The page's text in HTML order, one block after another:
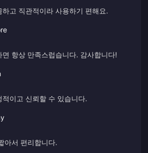
하고 직관적이라 사용하기 편해요.
면 항상 만족스럽습니다. 감사합니다!
적이고 신뢰할 수 있습니다.
아서 편리합니다.